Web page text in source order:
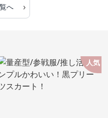
へ ›
人気